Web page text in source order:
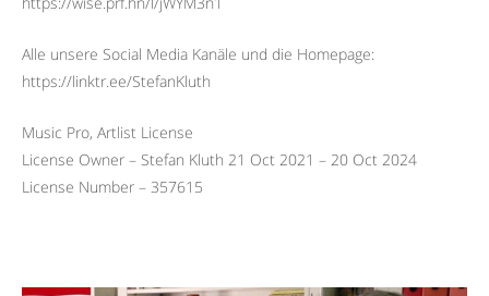
Alle unsere Social Media Kanäle und die Homepage:
https://linktr.ee/StefanKluth
Music Pro, Artlist License
License Owner – Stefan Kluth 21 Oct 2021 – 20 Oct 2024
License Number – 357615